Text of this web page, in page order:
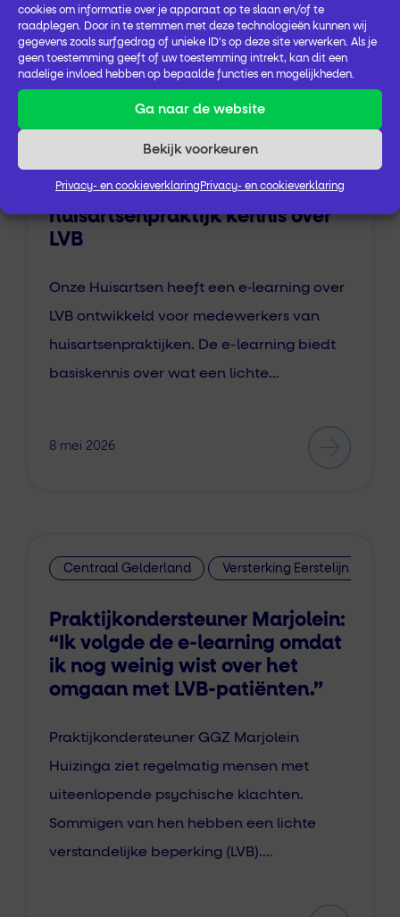
cookies om informatie over je apparaat op te slaan en/of te
raadplegen. Door in te stemmen met deze technologieën kunnen wij
gegevens zoals surfgedrag of unieke ID's op deze site verwerken. Als je
geen toestemming geeft of uw toestemming intrekt, kan dit een
nadelige invloed hebben op bepaalde functies en mogelijkheden.
Ga naar de website
Bekijk voorkeuren
Privacy- en cookieverklaring Privacy- en cookieverklaring
Actuele nieuwsberichten
Centraal Gelderland
E-learning biedt medewerkers
huisartsenpraktijk kennis over
LVB
Onze Huisartsen heeft een e‑learning over
LVB ontwikkeld voor medewerkers van
huisartsenpraktijken. De e-learning biedt
basiskennis over wat een lichte…
8 mei 2026
Centraal Gelderland Versterking Eerstelijn
Praktijkondersteuner Marjolein:
“Ik volgde de e-learning omdat
ik nog weinig wist over het
omgaan met LVB-patiënten.”
Praktijkondersteuner GGZ Marjolein
Huizinga ziet regelmatig mensen met
uiteenlopende psychische klachten.
Sommigen van hen hebben een lichte
verstandelijke beperking (LVB).…